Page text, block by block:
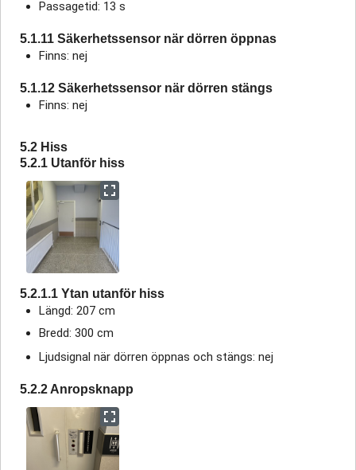
Passagetid: 13 s
5.1.11 Säkerhetssensor när dörren öppnas
Finns: nej
5.1.12 Säkerhetssensor när dörren stängs
Finns: nej
5.2 Hiss
5.2.1 Utanför hiss
5.2.1.1 Ytan utanför hiss
Längd: 207 cm
Bredd: 300 cm
Ljudsignal när dörren öppnas och stängs: nej
5.2.2 Anropsknapp